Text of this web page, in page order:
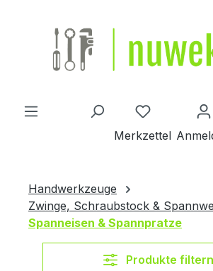
Du hast 0
Merkzettel
Handwerkzeuge
Zwinge, Schraubstock &
Spanneisen & Spannpratze
Produkte filtern